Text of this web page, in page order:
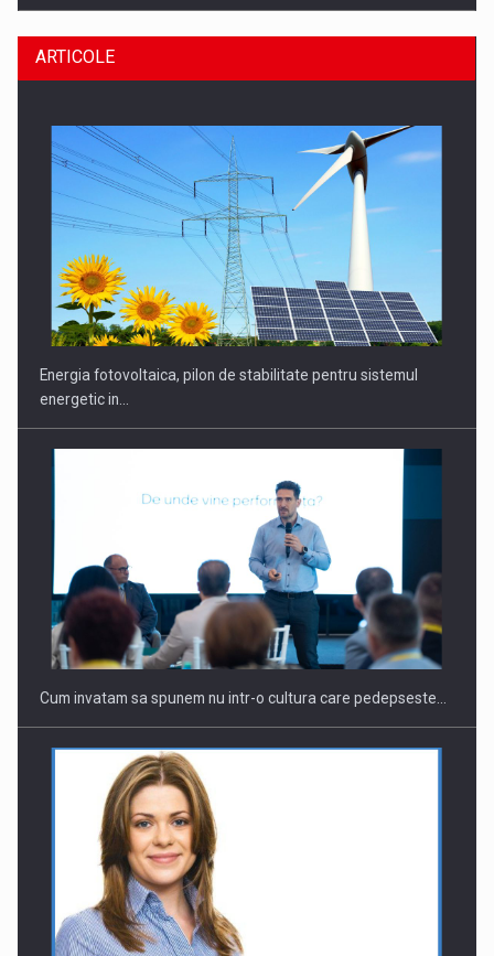
CEO Conference - Shaping The Future - Technology and…
Webinar - Business Evolution-RETHINK STRATEGY-Finantare
Investitii Digitalizare
ARTICOLE
Energia fotovoltaica, pilon de stabilitate pentru sistemul
energetic in…
Cum invatam sa spunem nu intr-o cultura care pedepseste…